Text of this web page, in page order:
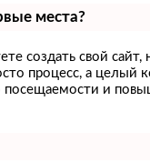
места?
создать свой сайт,
процесс, а целый
посещаемости и